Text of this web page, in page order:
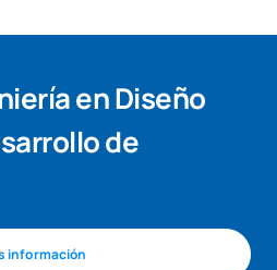
en Diseño
de
información